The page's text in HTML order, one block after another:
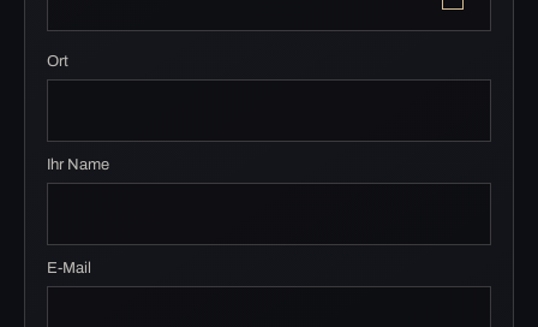
Ort
Ihr Name
E-Mail